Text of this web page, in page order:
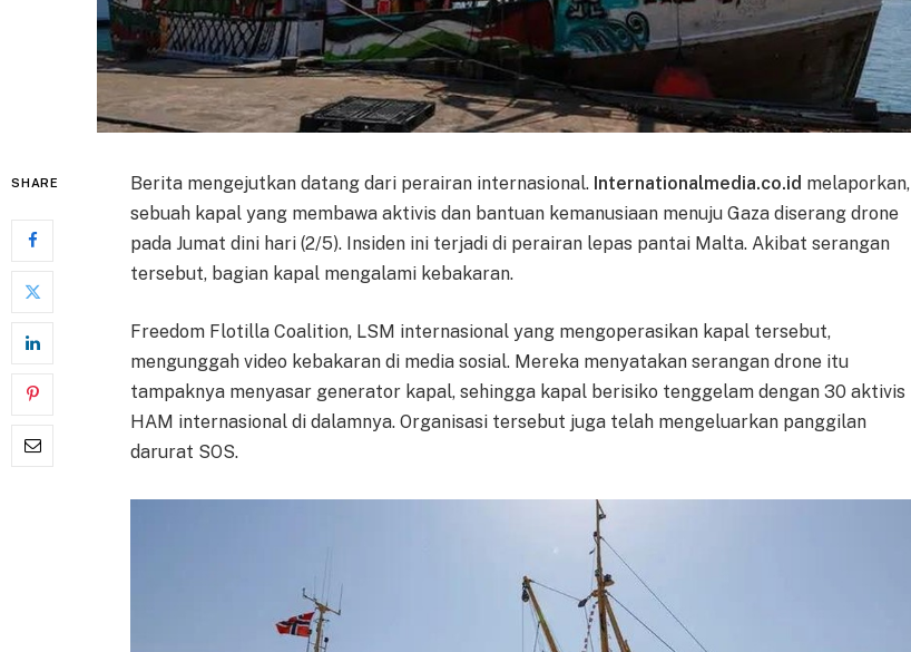
SHARE Berita mengejutkan datang dari perairan internasional. Internationalmedia.co.id melaporkan,
sebuah kapal yang membawa aktivis dan bantuan kemanusiaan menuju Gaza diserang drone
pada Jumat dini hari (2/5). Insiden ini terjadi di perairan lepas pantai Malta. Akibat serangan
tersebut, bagian kapal mengalami kebakaran.
Freedom Flotilla Coalition, LSM internasional yang mengoperasikan kapal tersebut,
mengunggah video kebakaran di media sosial. Mereka menyatakan serangan drone itu
tampaknya menyasar generator kapal, sehingga kapal berisiko tenggelam dengan 30 aktivis
HAM internasional di dalamnya. Organisasi tersebut juga telah mengeluarkan panggilan
darurat SOS.